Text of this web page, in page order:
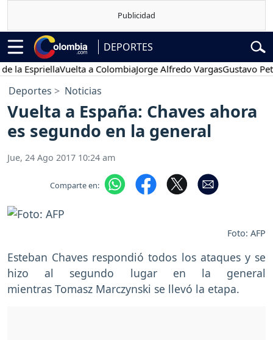
DEPORTES
Vuelta a ColombiaJorge Alfredo VargasGustavo Petro
Deportes Noticias
Vuelta a España: Chaves ahora
es segundo en la general
Jue, 24 Ago 2017 10:24 am
Comparte en:
Foto: AFP
Esteban Chaves respondió todos los ataques y se
hizo al segundo lugar en la general
mientras Tomasz Marczynski se llevó la etapa.